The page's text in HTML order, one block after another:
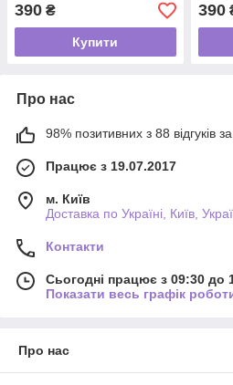
390 ₴
Купити
390
Про нас
98% позитивних з 88 відгуків за
Працює з 19.07.2017
м. Київ
Доставка по Україні, Київ,
Контакти
Сьогодні працює з 09:30 до
Показати весь графік
Про нас